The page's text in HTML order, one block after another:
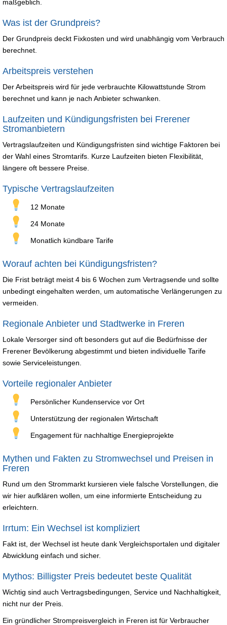
maßgeblich.
Was ist der Grundpreis?
Der Grundpreis deckt Fixkosten und wird unabhängig vom Verbrauch
berechnet.
Arbeitspreis verstehen
Der Arbeitspreis wird für jede verbrauchte Kilowattstunde Strom
berechnet und kann je nach Anbieter schwanken.
Laufzeiten und Kündigungsfristen bei Frerener
Stromanbietern
Vertragslaufzeiten und Kündigungsfristen sind wichtige Faktoren bei
der Wahl eines Stromtarifs. Kurze Laufzeiten bieten Flexibilität,
längere oft bessere Preise.
Typische Vertragslaufzeiten
12 Monate
24 Monate
Monatlich kündbare Tarife
Worauf achten bei Kündigungsfristen?
Die Frist beträgt meist 4 bis 6 Wochen zum Vertragsende und sollte
unbedingt eingehalten werden, um automatische Verlängerungen zu
vermeiden.
Regionale Anbieter und Stadtwerke in Freren
Lokale Versorger sind oft besonders gut auf die Bedürfnisse der
Frerener Bevölkerung abgestimmt und bieten individuelle Tarife
sowie Serviceleistungen.
Vorteile regionaler Anbieter
Persönlicher Kundenservice vor Ort
Unterstützung der regionalen Wirtschaft
Engagement für nachhaltige Energieprojekte
Mythen und Fakten zu Stromwechsel und Preisen in
Freren
Rund um den Strommarkt kursieren viele falsche Vorstellungen, die
wir hier aufklären wollen, um eine informierte Entscheidung zu
erleichtern.
Irrtum: Ein Wechsel ist kompliziert
Fakt ist, der Wechsel ist heute dank Vergleichsportalen und digitaler
Abwicklung einfach und sicher.
Mythos: Billigster Preis bedeutet beste Qualität
Wichtig sind auch Vertragsbedingungen, Service und Nachhaltigkeit,
nicht nur der Preis.
Ein gründlicher Strompreisvergleich in Freren ist für Verbraucher